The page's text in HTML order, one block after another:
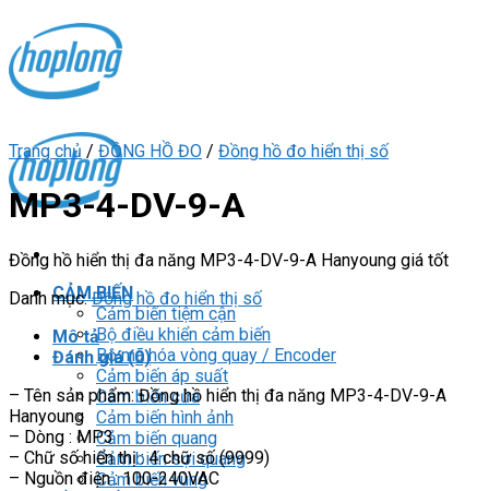
content
CẢM BIẾN
Cảm biến tiệm cận
Bộ điều khiển cảm biến
Bộ mã hóa vòng quay / Encoder
Cảm biến áp suất
Cảm biến cửa
Cảm biến hình ảnh
Cảm biến quang
Cảm biến sợi quang
Cảm biến vùng
Trang chủ / ĐỒNG HỒ ĐO / Đồng hồ đo hiển thị số
MP3-4-DV-9-A
Đồng hồ hiển thị đa năng MP3-4-DV-9-A Hanyoung giá tốt
Danh mục:Đồng hồ đo hiển thị số
Mô tả
Đánh giá (0)
– Tên sản phẩm: Đồng hồ hiển thị đa năng MP3-4-DV-9-A
Hanyoung
– Dòng : MP3
– Chữ số hiển thị : 4 chữ số (9999)
– Nguồn điện : 100-240VAC